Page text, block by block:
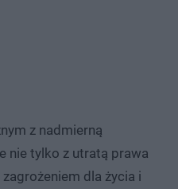
z nadmierną
nie tylko z utratą prawa
dla życia i